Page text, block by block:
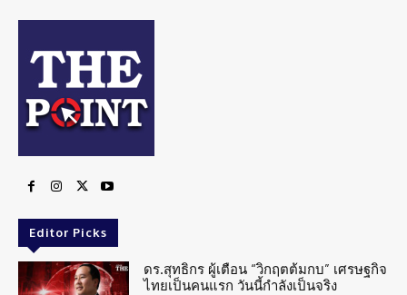
Editor Picks
ดร.สุทธิกร ผู้เตือน “วิกฤตต้มกบ” เศรษฐกิจ
ไทยเป็นคนแรก วันนี้กำลังเป็นจริง